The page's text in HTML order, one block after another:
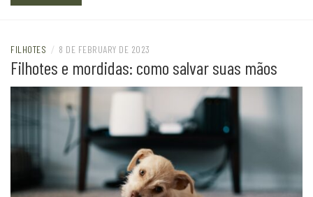
FILHOTES / 8 DE FEBRUARY DE 2023
Filhotes e mordidas: como salvar suas mãos